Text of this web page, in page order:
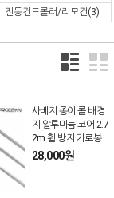
전동컨트롤러/리모컨(3)
사베지 종이 롤 배경
지 알루미늄 코어 2.7
2m 휨 방지 가로봉
28,000원